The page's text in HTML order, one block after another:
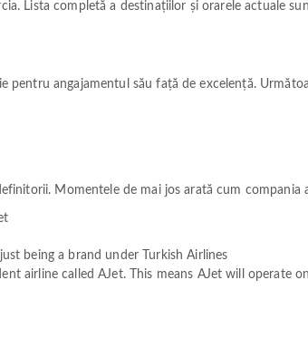
Lista completă a destinațiilor și orarele actuale
pentru angajamentul său față de excelență.
Momentele de mai jos arată cum
being a brand under Turkish Airlines
airline called AJet. This means AJet will operate